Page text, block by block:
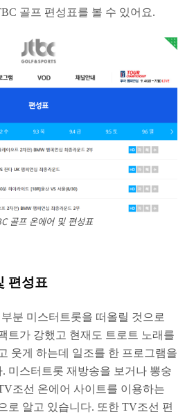
골프 편성표를 볼 수 있어요.
골프 온에어 및 편성표
편성표
분 미스터트롯을 떠올릴 것으로
트가 강했고 현재도 트로트 노래를
웃게 하는데 일조를 한 프로그램을
미스터트롯 재방송을 보거나 뽕숭
조선 온에어 사이트를 이용하는
로 알고 있습니다. 또한 TV조선 편